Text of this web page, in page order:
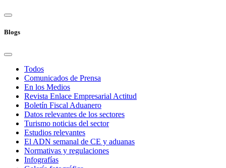
Blogs
Todos
Comunicados de Prensa
En los Medios
Revista Enlace Empresarial Actitud
Boletín Fiscal Aduanero
Datos relevantes de los sectores
Turismo noticias del sector
Estudios relevantes
El ADN semanal de CE y aduanas
Normativas y regulaciones
Infografías